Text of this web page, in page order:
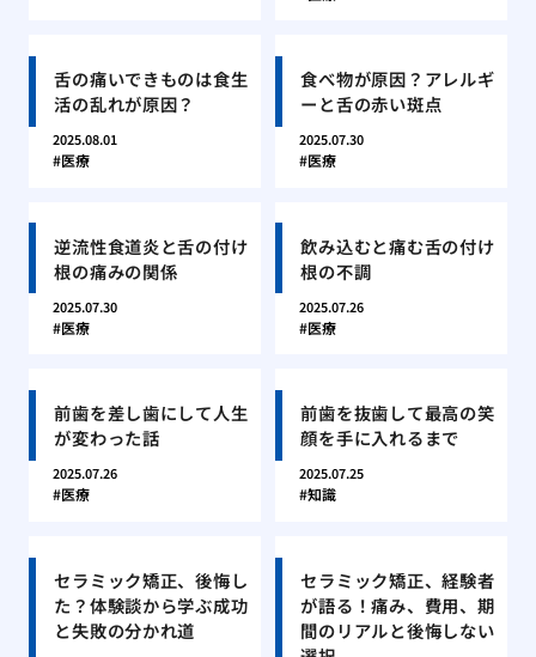
舌の痛いできものは食生
活の乱れが原因？
2025.08.01
医療
食べ物が原因？アレルギ
ーと舌の赤い斑点
2025.07.30
医療
逆流性食道炎と舌の付け
根の痛みの関係
2025.07.30
医療
飲み込むと痛む舌の付け
根の不調
2025.07.26
医療
前歯を差し歯にして人生
が変わった話
2025.07.26
医療
前歯を抜歯して最高の笑
顔を手に入れるまで
2025.07.25
知識
セラミック矯正、後悔し
た？体験談から学ぶ成功
と失敗の分かれ道
セラミック矯正、経験者
が語る！痛み、費用、期
間のリアルと後悔しない